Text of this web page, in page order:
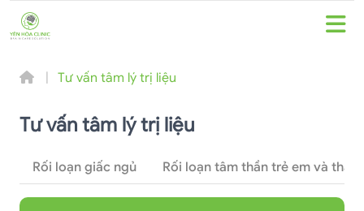
Tư vấn tâm lý trị liệu
Tư vấn tâm lý trị liệu
Rối loạn giấc ngủ Rối loạn tâm thần trẻ em và